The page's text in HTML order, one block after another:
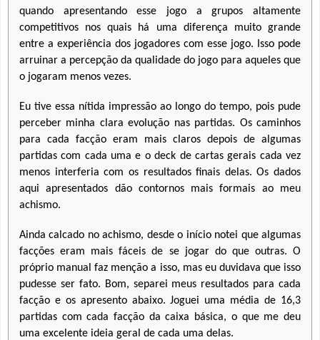
quando apresentando esse jogo a grupos altamente
competitivos nos quais há uma diferença muito grande
entre a experiência dos jogadores com esse jogo. Isso pode
arruinar a percepção da qualidade do jogo para aqueles que
o jogaram menos vezes.
Eu tive essa nítida impressão ao longo do tempo, pois pude
perceber minha clara evolução nas partidas. Os caminhos
para cada facção eram mais claros depois de algumas
partidas com cada uma e o deck de cartas gerais cada vez
menos interferia com os resultados finais delas. Os dados
aqui apresentados dão contornos mais formais ao meu
achismo.
Ainda calcado no achismo, desde o início notei que algumas
facções eram mais fáceis de se jogar do que outras. O
próprio manual faz menção a isso, mas eu duvidava que isso
pudesse ser fato. Bom, separei meus resultados para cada
facção e os apresento abaixo. Joguei uma média de 16,3
partidas com cada facção da caixa básica, o que me deu
uma excelente ideia geral de cada uma delas.